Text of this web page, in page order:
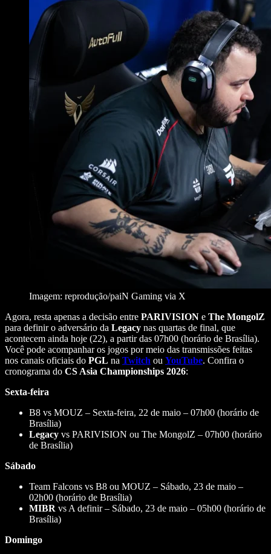
Imagem: reprodução/paiN Gaming via X
Agora, resta apenas a decisão entre PARIVISION e The MongolZ
para definir o adversário da Legacy nas quartas de final, que
acontecem ainda hoje (22), a partir das 07h00 (horário de Brasília).
Você pode acompanhar os jogos por meio das transmissões feitas
nos canais oficiais do PGL na Twitch ou YouTube. Confira o
cronograma do CS Asia Championships 2026:
Sexta-feira
B8 vs MOUZ – Sexta-feira, 22 de maio – 07h00 (horário de
Brasília)
Legacy vs PARIVISION ou The MongolZ – 07h00 (horário
de Brasília)
Sábado
Team Falcons vs B8 ou MOUZ – Sábado, 23 de maio –
02h00 (horário de Brasília)
MIBR vs A definir – Sábado, 23 de maio – 05h00 (horário de
Brasília)
Domingo